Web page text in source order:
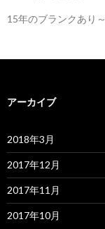
15年のブランクあり～
アーカイブ
2018年3月
2017年12月
2017年11月
2017年10月